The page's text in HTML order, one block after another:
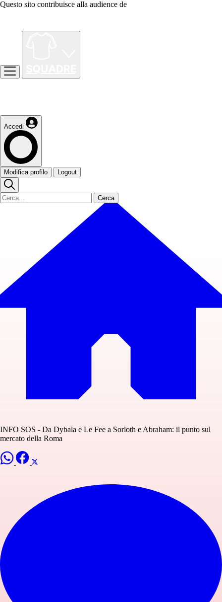
Questo sito contribuisce alla audience de
Accedi
Modifica profilo Logout
Cerca
INFO SOS - Da Dybala e Le Fee a Sorloth e Abraham: il punto sul
mercato della Roma